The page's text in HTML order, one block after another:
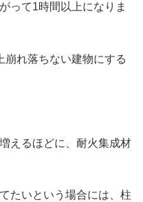
って1時間以上になりま
崩れ落ちない建物にする
えるほどに、耐火集成材
たいという場合には、柱